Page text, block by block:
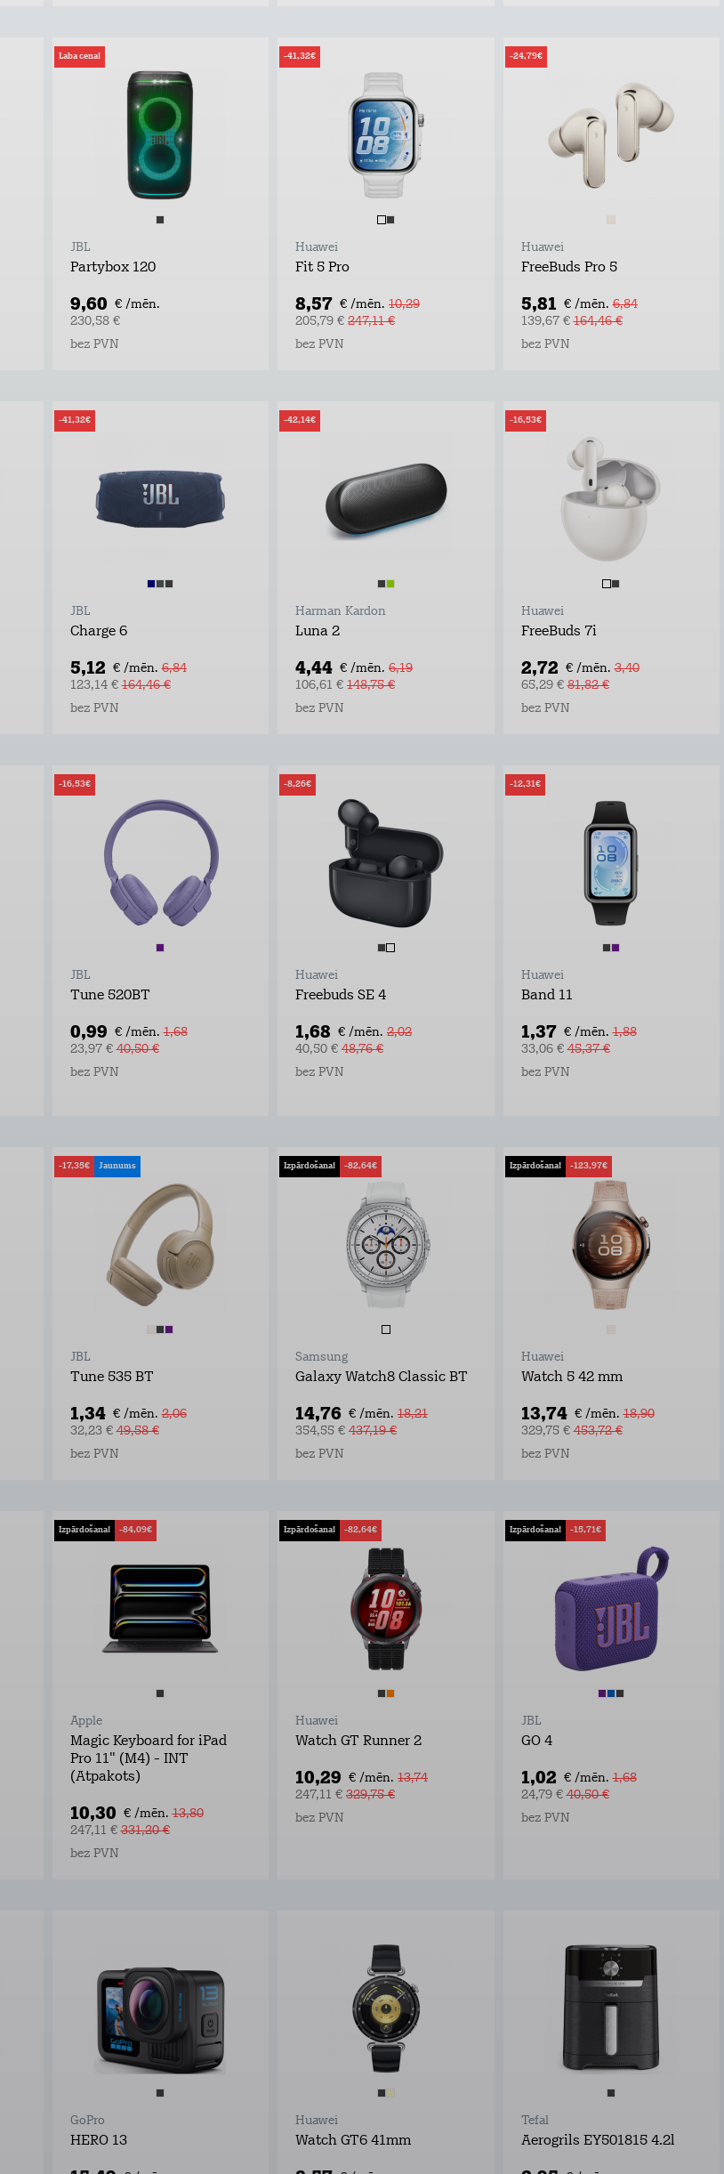
Laba cena!
JBL
Partybox 120
9,60 € /mēn.
230,58 €
bez PVN
-41,32€
Huawei
Fit 5 Pro
8,57 € /mēn. 10,29
205,79 € 247,11 €
bez PVN
-24,79€
Huawei
FreeBuds Pro 5
5,81 € /mēn. 6,84
139,67 €164,46 €
bez PVN
-41,32€
JBL
Charge 6
5,12 € /mēn. 6,84
123,14 €164,46 €
bez PVN
-42,14€
Harman Kardon
Luna 2
4,44 € /mēn. 6,19
106,61 € 148,75 €
bez PVN
-16,53€
Huawei
FreeBuds 7i
2,72 € /mēn. 3,40
65,29 €81,82 €
bez PVN
-16,53€
JBL
Tune 520BT
0,99 € /mēn. 1,68
23,97 €40,50 €
bez PVN
-8,26€
Huawei
Freebuds SE 4
1,68 € /mēn. 2,02
40,50 € 48,76 €
bez PVN
-12,31€
Huawei
Band 11
1,37 € /mēn. 1,88
33,06 €45,37 €
bez PVN
-17,35€ Jaunums
JBL
Tune 535 BT
1,34 € /mēn. 2,06
32,23 €49,58 €
bez PVN
Izpārdošana! -82,64€
Samsung
Galaxy Watch8 Classic BT
14,76 € /mēn. 18,21
354,55 € 437,19 €
bez PVN
Izpārdošana! -123,97€
Huawei
Watch 5 42 mm
13,74 € /mēn. 18,90
329,75 €453,72 €
bez PVN
Izpārdošana! -84,09€
Apple
Magic Keyboard for iPad
Pro 11" (M4) - INT
(Atpakots)
10,30 € /mēn. 13,80
247,11 €331,20 €
bez PVN
Izpārdošana! -82,64€
Huawei
Watch GT Runner 2
10,29 € /mēn. 13,74
247,11 € 329,75 €
bez PVN
Izpārdošana! -15,71€
JBL
GO 4
1,02 € /mēn. 1,68
24,79 €40,50 €
bez PVN
GoPro
HERO 13
Huawei
Watch GT6 41mm
Tefal
Aerogrils EY501815 4.2l